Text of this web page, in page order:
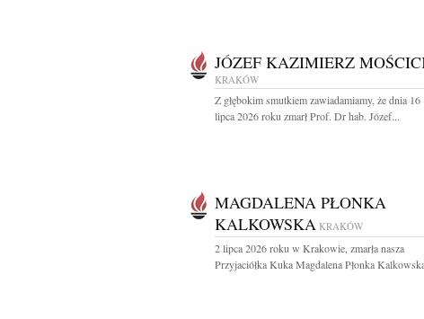
JÓZEF KAZIMIERZ
KRAKÓW
Z głębokim smutkiem zawiadamiamy, że dnia 16
lipca 2026 roku zmarł Prof. Dr hab. Józef...
MAGDALENA PŁONKA
KALKOWSKA KRAKÓW
2 lipca 2026 roku w Krakowie, zmarła nasza
Przyjaciółka Kuka Magdalena Płonka